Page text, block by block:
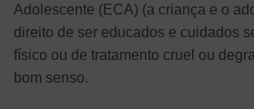
Adolescente (ECA) (a criança e o
direito de ser educados e cuidados
físico ou de tratamento cruel ou
bom senso.